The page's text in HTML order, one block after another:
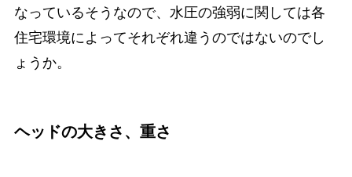
なっているそうなので、水圧の強弱に関しては各
住宅環境によってそれぞれ違うのではないのでし
ょうか。
ヘッドの大きさ、重さ